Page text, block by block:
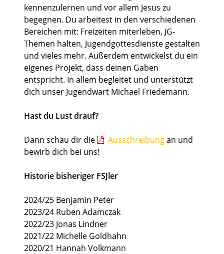
kennenzulernen und vor allem Jesus zu
begegnen. Du arbeitest in den verschiedenen
Bereichen mit: Freizeiten miterleben, JG-
Themen halten, Jugendgottesdienste gestalten
und vieles mehr. Außerdem entwickelst du ein
eigenes Projekt, dass deinen Gaben
entspricht. In allem begleitet und unterstützt
dich unser Jugendwart Michael Friedemann.
Hast du Lust drauf?
Dann schau dir die Ausschreibungan und
bewirb dich bei uns!
Historie bisheriger FSJler
2024/25 Benjamin Peter
2023/24 Ruben Adamczak
2022/23 Jonas Lindner
2021/22 Michelle Goldhahn
2020/21 Hannah Volkmann